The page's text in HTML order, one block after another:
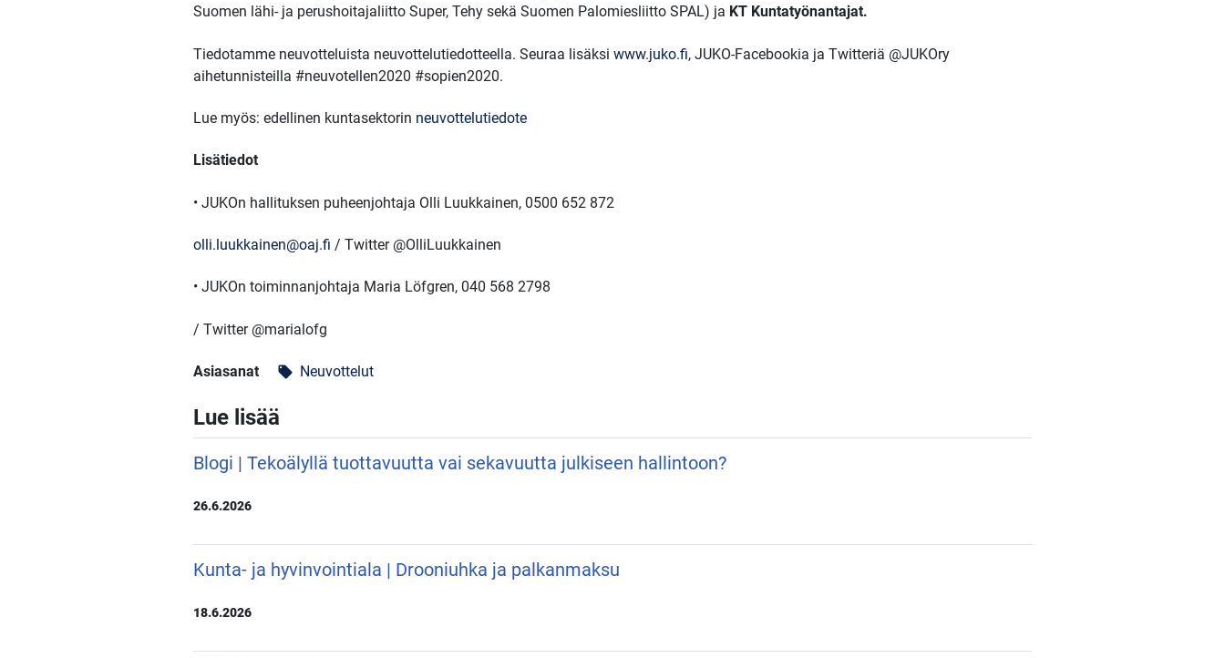
Suomen lähi- ja perushoitajaliitto Super, Tehy sekä Suomen Palomiesliitto SPAL) ja KT Kuntatyönantajat.
Tiedotamme neuvotteluista neuvottelutiedotteella. Seuraa lisäksi www.juko.fi, JUKO-Facebookia ja Twitteriä @JUKOry
aihetunnisteilla #neuvotellen2020 #sopien2020.
Lue myös: edellinen kuntasektorin neuvottelutiedote
Lisätiedot
• JUKOn hallituksen puheenjohtaja Olli Luukkainen, 0500 652 872
olli.luukkainen@oaj.fi / Twitter @OlliLuukkainen
• JUKOn toiminnanjohtaja Maria Löfgren, 040 568 2798
/ Twitter @marialofg
Asiasanat local_offer Neuvottelut
Lue lisää
Blogi | Tekoälyllä tuottavuutta vai sekavuutta julkiseen hallintoon?
26.6.2026
Kunta- ja hyvinvointiala | Drooniuhka ja palkanmaksu
18.6.2026